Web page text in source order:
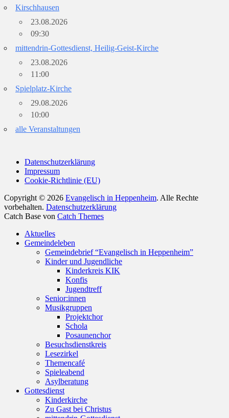
Kirschhausen
23.08.2026
09:30
mittendrin-Gottesdienst, Heilig-Geist-Kirche
23.08.2026
11:00
Spielplatz-Kirche
29.08.2026
10:00
alle Veranstaltungen
Datenschutzerklärung
Impressum
Cookie-Richtlinie (EU)
Copyright © 2026 Evangelisch in Heppenheim. Alle Rechte
vorbehalten. Datenschutzerklärung
Catch Base von Catch Themes
oben
scrollen
Aktuelles
Gemeindeleben
Gemeindebrief “Evangelisch in Heppenheim”
Kinder und Jugendliche
Kinderkreis KIK
Konfis
Jugendtreff
Senior:innen
Musikgruppen
Projektchor
Schola
Posaunenchor
Besuchsdienstkreis
Lesezirkel
Themencafé
Spieleabend
Asylberatung
Gottesdienst
Kinderkirche
Zu Gast bei Christus